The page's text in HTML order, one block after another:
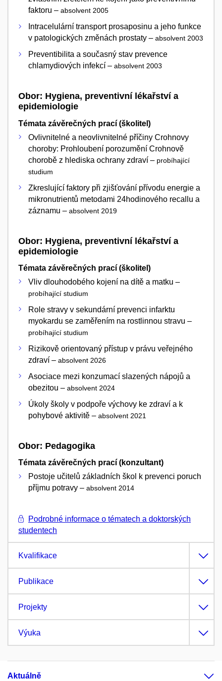
faktoru – absolvent 2005
Intracelulární transport prosaposinu a jeho funkce
v patologických změnách prostaty – absolvent 2003
Preventibilita a současný stav prevence
chlamydiových infekcí – absolvent 2003
Obor: Hygiena, preventivní lékařství a
epidemiologie
Témata závěrečných prací (školitel)
Ovlivnitelné a neovlivnitelné příčiny Crohnovy
choroby: Prohloubení porozumění Crohnově
chorobě z hlediska ochrany zdraví – probíhající
studium
Zkreslující faktory při zjišťování přívodu energie a
mikronutrientů metodami 24hodinového recallu a
záznamu – absolvent 2019
Obor: Hygiena, preventivní lékařství a
epidemiologie
Témata závěrečných prací (školitel)
Vliv dlouhodobého kojení na dítě a matku –
probíhající studium
Role stravy v sekundární prevenci infarktu
myokardu se zaměřením na rostlinnou stravu –
probíhající studium
Rizikově orientovaný přístup v právu veřejného
zdraví – absolvent 2026
Asociace mezi konzumací slazených nápojů a
obezitou – absolvent 2024
Úkoly školy v podpoře výchovy ke zdraví a k
pohybové aktivitě – absolvent 2021
Obor: Pedagogika
Témata závěrečných prací (konzultant)
Postoje učitelů základních škol k prevenci poruch
příjmu potravy – absolvent 2014
Podrobné informace o tématech a doktorských
studentech
Kvalifikace
Publikace
Projekty
Výuka
Aktuálně